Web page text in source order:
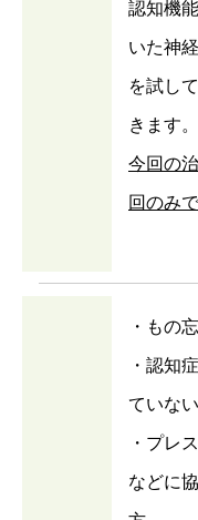
認知機
いた神
を試し
きます。
今回の
回のみ
・もの
・認知
ていな
・プレ
などに